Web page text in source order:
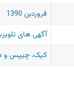
فروردین 1390
آگهی های
کیک، چیپس و